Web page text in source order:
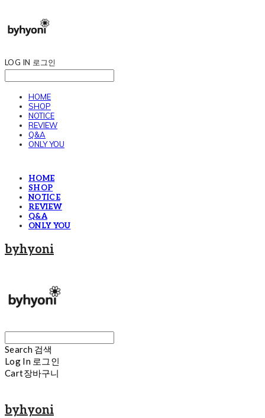
LOG IN 로그인
HOME
SHOP
NOTICE
REVIEW
Q&A
ONLY YOU
HOME
SHOP
NOTICE
REVIEW
Q&A
ONLY YOU
byhyoni
Search 검색
Log In 로그인
Cart장바구니
byhyoni